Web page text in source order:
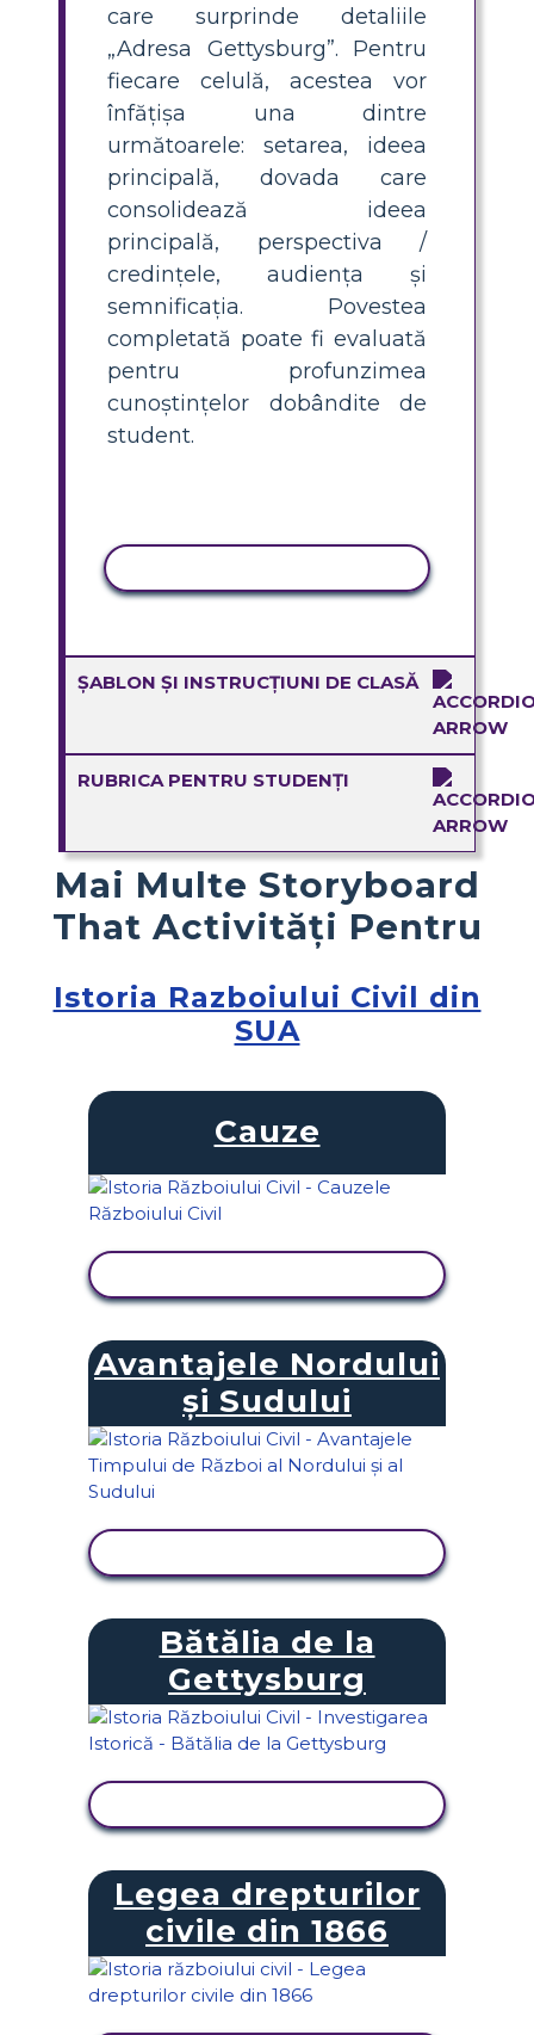
care surprinde detaliile
„Adresa Gettysburg”. Pentru
fiecare celulă, acestea vor
înfățișa una dintre
următoarele: setarea, ideea
principală, dovada care
consolidează ideea
principală, perspectiva /
credințele, audiența și
semnificația. Povestea
completată poate fi evaluată
pentru profunzimea
cunoștințelor dobândite de
student.
ȘABLON ȘI INSTRUCȚIUNI DE CLASĂ
RUBRICA PENTRU STUDENȚI
Mai Multe Storyboard
That Activități Pentru
Istoria Razboiului Civil din
SUA
Cauze
Avantajele Nordului
și Sudului
Bătălia de la
Gettysburg
Legea drepturilor
civile din 1866